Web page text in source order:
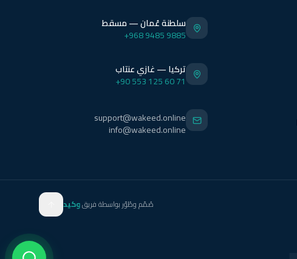
سلطنة عُمان — مسقط
+968 9485 9885
تركيا — غازي عنتاب
+90 553 125 60 71
support@wakeed.online
info@wakeed.online
صُمّم وطُوّر بواسطة فريقوكيد